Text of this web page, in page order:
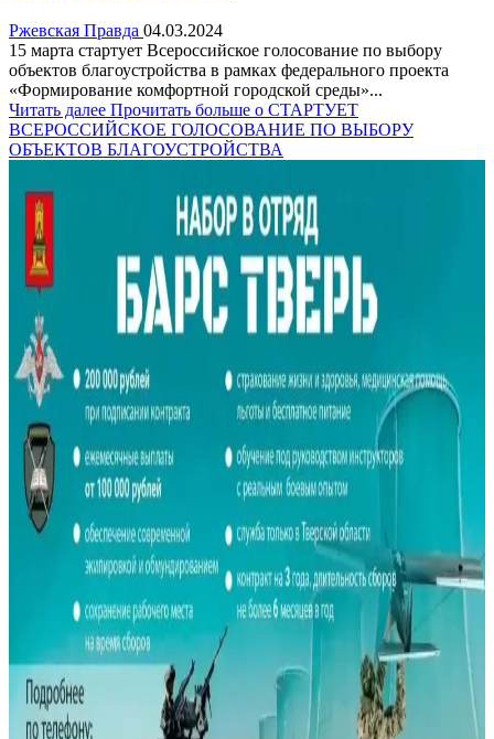
Ржевская Правда 04.03.2024
15 марта стартует Всероссийское голосование по выбору
объектов благоустройства в рамках федерального проекта
«Формирование комфортной городской среды»...
Читать далее Прочитать больше о СТАРТУЕТ
ВСЕРОССИЙСКОЕ ГОЛОСОВАНИЕ ПО ВЫБОРУ
ОБЪЕКТОВ БЛАГОУСТРОЙСТВА